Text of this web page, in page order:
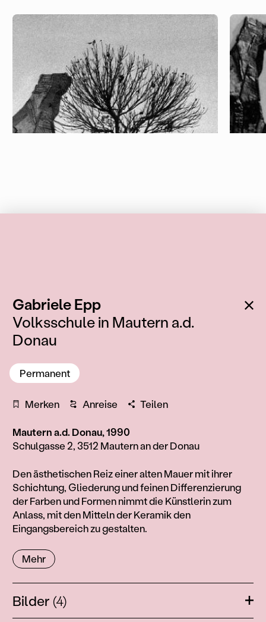
Gabriele Epp:
Volksschule in Mautern a.d.
Donau
Permanent
Merken Anreise Teilen
Mautern a.d. Donau, 1990
Schulgasse 2, 3512 Mautern an der Donau
Information
Den ästhetischen Reiz einer alten Mauer mit ihrer
Schichtung, Gliederung und feinen Differenzierung
der Farben und Formen nimmt die Künstlerin zum
Anlass, mit den Mitteln der Keramik den
Eingangsbereich zu gestalten.
Mehr
Bilder (4)